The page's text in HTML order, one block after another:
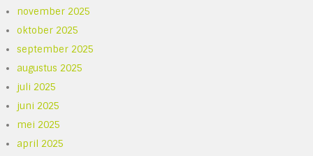
november 2025
oktober 2025
september 2025
augustus 2025
juli 2025
juni 2025
mei 2025
april 2025